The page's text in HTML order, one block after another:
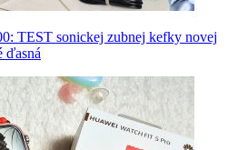
TEST sonickej zubnej kefky novej
ďasná